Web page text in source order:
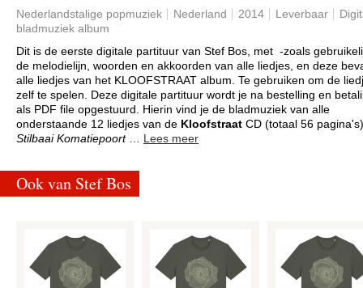
Nederlandstalige popmuziek Nederland 2014 Leverbaar
bladmuziek album
Dit is de eerste digitale partituur van Stef Bos, met -zoals
de melodielijn, woorden en akkoorden van alle liedjes, en deze
alle liedjes van het KLOOFSTRAAT album. Te gebruiken om de
zelf te spelen. Deze digitale partituur wordt je na bestelling en
als PDF file opgestuurd. Hierin vind je de bladmuziek van alle
onderstaande 12 liedjes van de Kloofstraat CD (totaal 56
Stilbaai Komatiepoort … Lees meer
Ook van Stef Bos